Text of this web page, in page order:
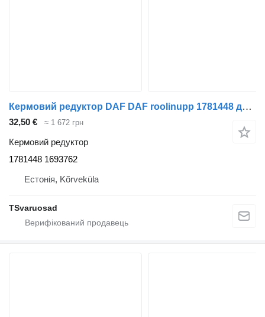
Кермовий редуктор DAF DAF roolinupp 1781448 до тягача DAF XF105-460
32,50 € ≈ 1 672 грн
Кермовий редуктор
1781448 1693762
Естонія, Kõrveküla
TSvaruosad